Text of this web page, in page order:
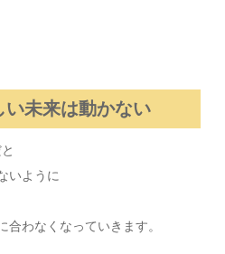
未来は動かない
いように
わなくなっていきます。